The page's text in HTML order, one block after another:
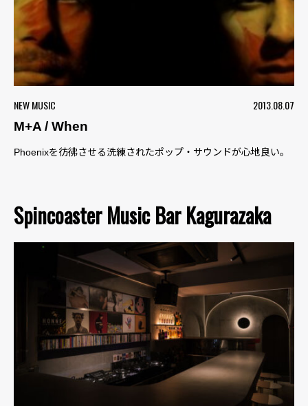
NEW MUSIC
2013.08.07
M+A / When
Phoenixを彷彿させる洗練されたポップ・サウンドが心地良い。
Spincoaster Music Bar Kagurazaka